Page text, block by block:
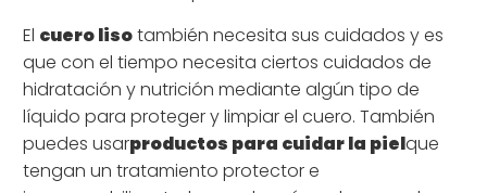
El cuero lisotambién necesita sus cuidados y es
que con el tiempo necesita ciertos cuidados de
hidratación y nutrición mediante algún tipo de
líquido para proteger y limpiar el cuero. También
puedes usarproductos para cuidar la pielque
tengan un tratamiento protector e